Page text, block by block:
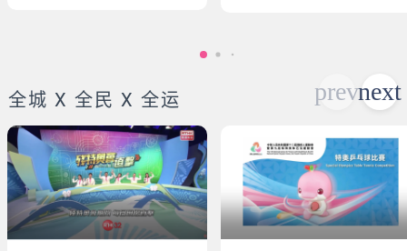
全城 X 全民 X 全运